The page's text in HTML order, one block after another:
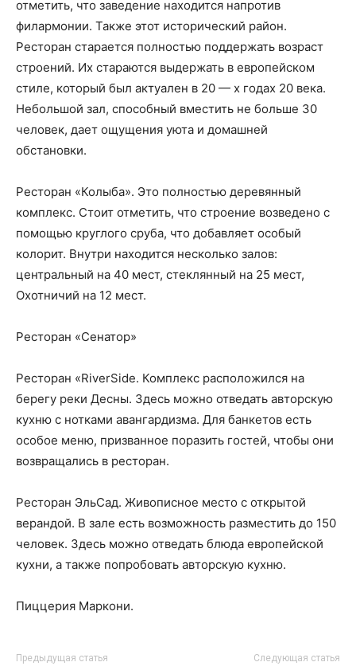
отметить, что заведение находится напротив
филармонии. Также этот исторический район.
Ресторан старается полностью поддержать возраст
строений. Их стараются выдержать в европейском
стиле, который был актуален в 20 — х годах 20 века.
Небольшой зал, способный вместить не больше 30
человек, дает ощущения уюта и домашней
обстановки.
Ресторан «Колыба». Это полностью деревянный
комплекс. Стоит отметить, что строение возведено с
помощью круглого сруба, что добавляет особый
колорит. Внутри находится несколько залов:
центральный на 40 мест, стеклянный на 25 мест,
Охотничий на 12 мест.
Ресторан «Сенатор»
Ресторан «RiverSide. Комплекс расположился на
берегу реки Десны. Здесь можно отведать авторскую
кухню с нотками авангардизма. Для банкетов есть
особое меню, призванное поразить гостей, чтобы они
возвращались в ресторан.
Ресторан ЭльСад. Живописное место с открытой
верандой. В зале есть возможность разместить до 150
человек. Здесь можно отведать блюда европейской
кухни, а также попробовать авторскую кухню.
Пиццерия Маркони.
Предыдущая статья Следующая статья